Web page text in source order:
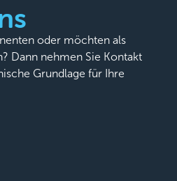
oder möchten als
Dann nehmen Sie Kontakt
Grundlage für Ihre